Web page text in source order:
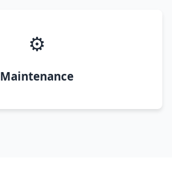
⚙️
Maintenance